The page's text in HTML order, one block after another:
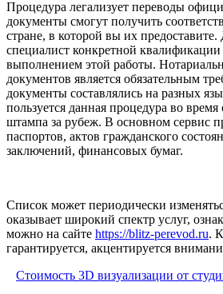
Процедура легализует переводы
документы смогут получить
стране, в которой вы их
специалист конкретной квалификации
выполнением этой работы.
документов является обязательным
документы составлялись на разных
пользуется данная процедура во
штампа за рубеж. В основном сервис
паспортов, актов гражданского
заключений, финансовых бумаг.
Список может периодически
оказывает широкий спектр услуг,
можно на сайте https://blitz-perevod.ru.
гарантируется, акцентируется
Стоимость 3D визуализации от